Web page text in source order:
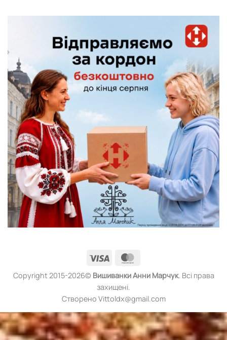
Visa
Copyright 2015-2026© ВишиванкиАнни Марчук. Всі права
захищені.
Створено Vittoldx@gmail.com